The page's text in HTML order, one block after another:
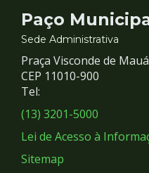
Contato
e
Redes
Sociais
Paço
Sede Administrativa
Praça Visconde de
CEP 11010-900
Tel:
(13) 3201-5000
Lei de Acesso à
Sitemap